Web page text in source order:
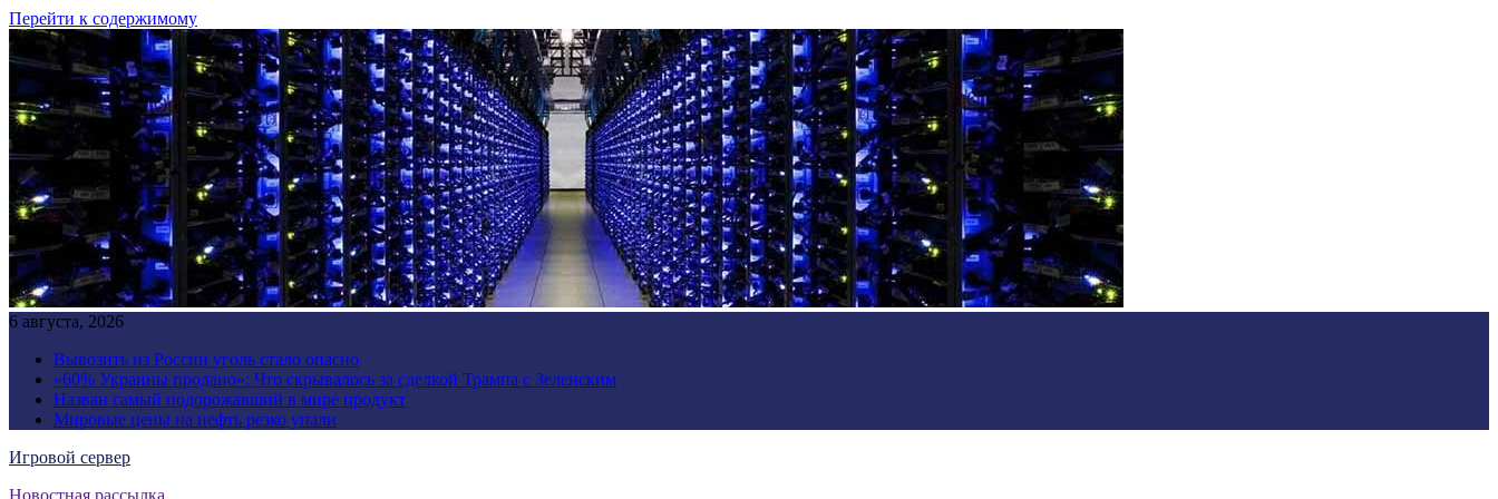
Перейти к содержимому
6 августа, 2026
Вывозить из России уголь стало опасно
«60% Украины продано»: Что скрывалось за сделкой Трампа с Зеленским
Назван самый подорожавший в мире продукт
Мировые цены на нефть резко упали
Игровой сервер
Новостная рассылка